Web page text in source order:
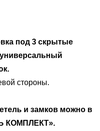
под 3 скрытые
.
стороны.
и замков можно в
КОМПЛЕКТ».